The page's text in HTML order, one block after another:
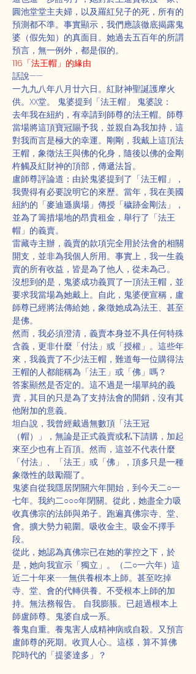
圓池堂堂主夫婦，以及羅紅兒子的死，所有的
預測都不準。事實顯示，我們應該徹底揭露鬼
婆（假先知）的真面目。她過去五百年的所謂
預言，無一例外，都是假的。
116「法王帽」的緣由
話說——
一九九八年八月廿六日。紅財神聖誕護摩火
供。XX堂。 鬼婆提到「法王帽」 鬼婆說：
去年我在紐約，有幸請到師尊的法王帽。師尊
當場將這頂寶冠賜予我，並親自為我加持，這
對我而言是極大的幸運。剛剛，我戴上這頂法
王帽，象徵法王與佛的化身，隨後以佛的金剛
杵觸及紅財神的頂部，傳遞法旨。
盧師尊評論道：由於鬼婆提到了「法王帽」，
我覺得有必要說明它的來歷。當年，我在美國
紐約的「麥迪遜廣場」傳授「穢跡金剛法」，
並為了籌措場地的昂貴租金，舉行了「法王
帽」的義賣。
雷藏寺主辦，義賣的款項完全用於法會的相關
開支，並非為我個人所用。事實上，我一生義
賣的所有收益，皆是為了他人，從未為己。
沒想到的是，鬼婆成功義買了一頂法王帽，並
要求我當場為她戴上。自此，鬼婆便宣稱，盧
師尊已經將法傳給她，象徵她成為法王、甚至
是佛。
然而，我必須澄清，義賣本身並不具任何特殊
含義，更非什麼「付法」或「授權」。這些年
來，我義賣了不少法王帽，難道每一位購得法
王帽的人都能稱為「法王」或「佛」嗎？
答案顯然是否定的。這不過是一場單純的義
賣，其目的只是為了支持法會的開銷，沒有其
他附加的意義。
坦白說，我曾經戴過無數頂「法王冠
（帽）」，無論是正式義賣或私下請購，加起
來至少也有上百頂。然而，這並不代表什麼
「付法」、「法王」或「佛」，頂多只是一種
象徵性的鼓勵罷了。
鬼婆自從我隱居閉關六年開始，到今天二○一
七年。我約二○○○年閉關。從此，她盡全力吸
收真佛宗的法師與弟子。跑遍真佛宗寺、堂、
會。擴大勢力範圍。吸收金主。吸金不擇手
段。
從此，她認為真佛宗已在她的掌控之下，於
是，她向我宣示「獨立」。（二○一六年）這
近二十年來——無供養根本上師。甚至吃掉
寺、堂、會的代轉供養。不受根本上師的加
持。無法務報告。 自我膨脹。已超過根本上
師盧師尊。鬼婆自成一系。
養鬼自重。養鬼害人成精神病或自殺。又預言
盧師尊的死期。收買人心...。這樣，算不算佛
陀時代的「提婆達多」？